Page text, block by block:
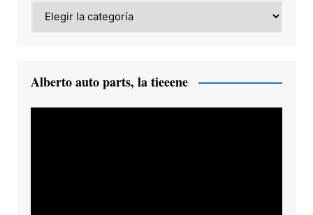
Alberto auto parts, la tieeene